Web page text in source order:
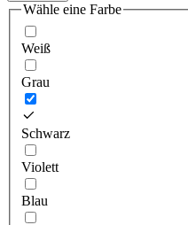
Wähle eine Farbe
Weiß
Grau
Schwarz
Violett
Blau